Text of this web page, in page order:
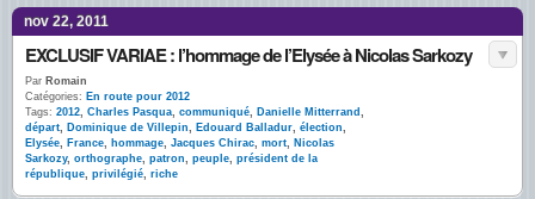
nov 22, 2011
EXCLUSIF VARIAE : l’hommage de l’Elysée à Nicolas Sarkozy
Par Romain
Catégories: En route pour 2012
Tags: 2012, Charles Pasqua, communiqué, Danielle Mitterrand ,
départ, Dominique de Villepin, Edouard Balladur, élection,
Elysée, France, hommage, Jacques Chirac, mort, Nicolas
Sarkozy, orthographe, patron, peuple, président de la
république, privilégié, riche